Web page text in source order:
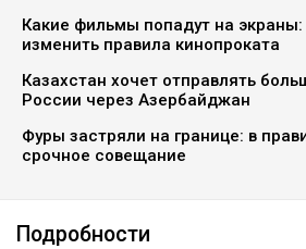
Какие фильмы попадут на экраны:
изменить правила кинопроката
Казахстан хочет отправлять
России через Азербайджан
Фуры застряли на границе: в
срочное совещание
Подробности